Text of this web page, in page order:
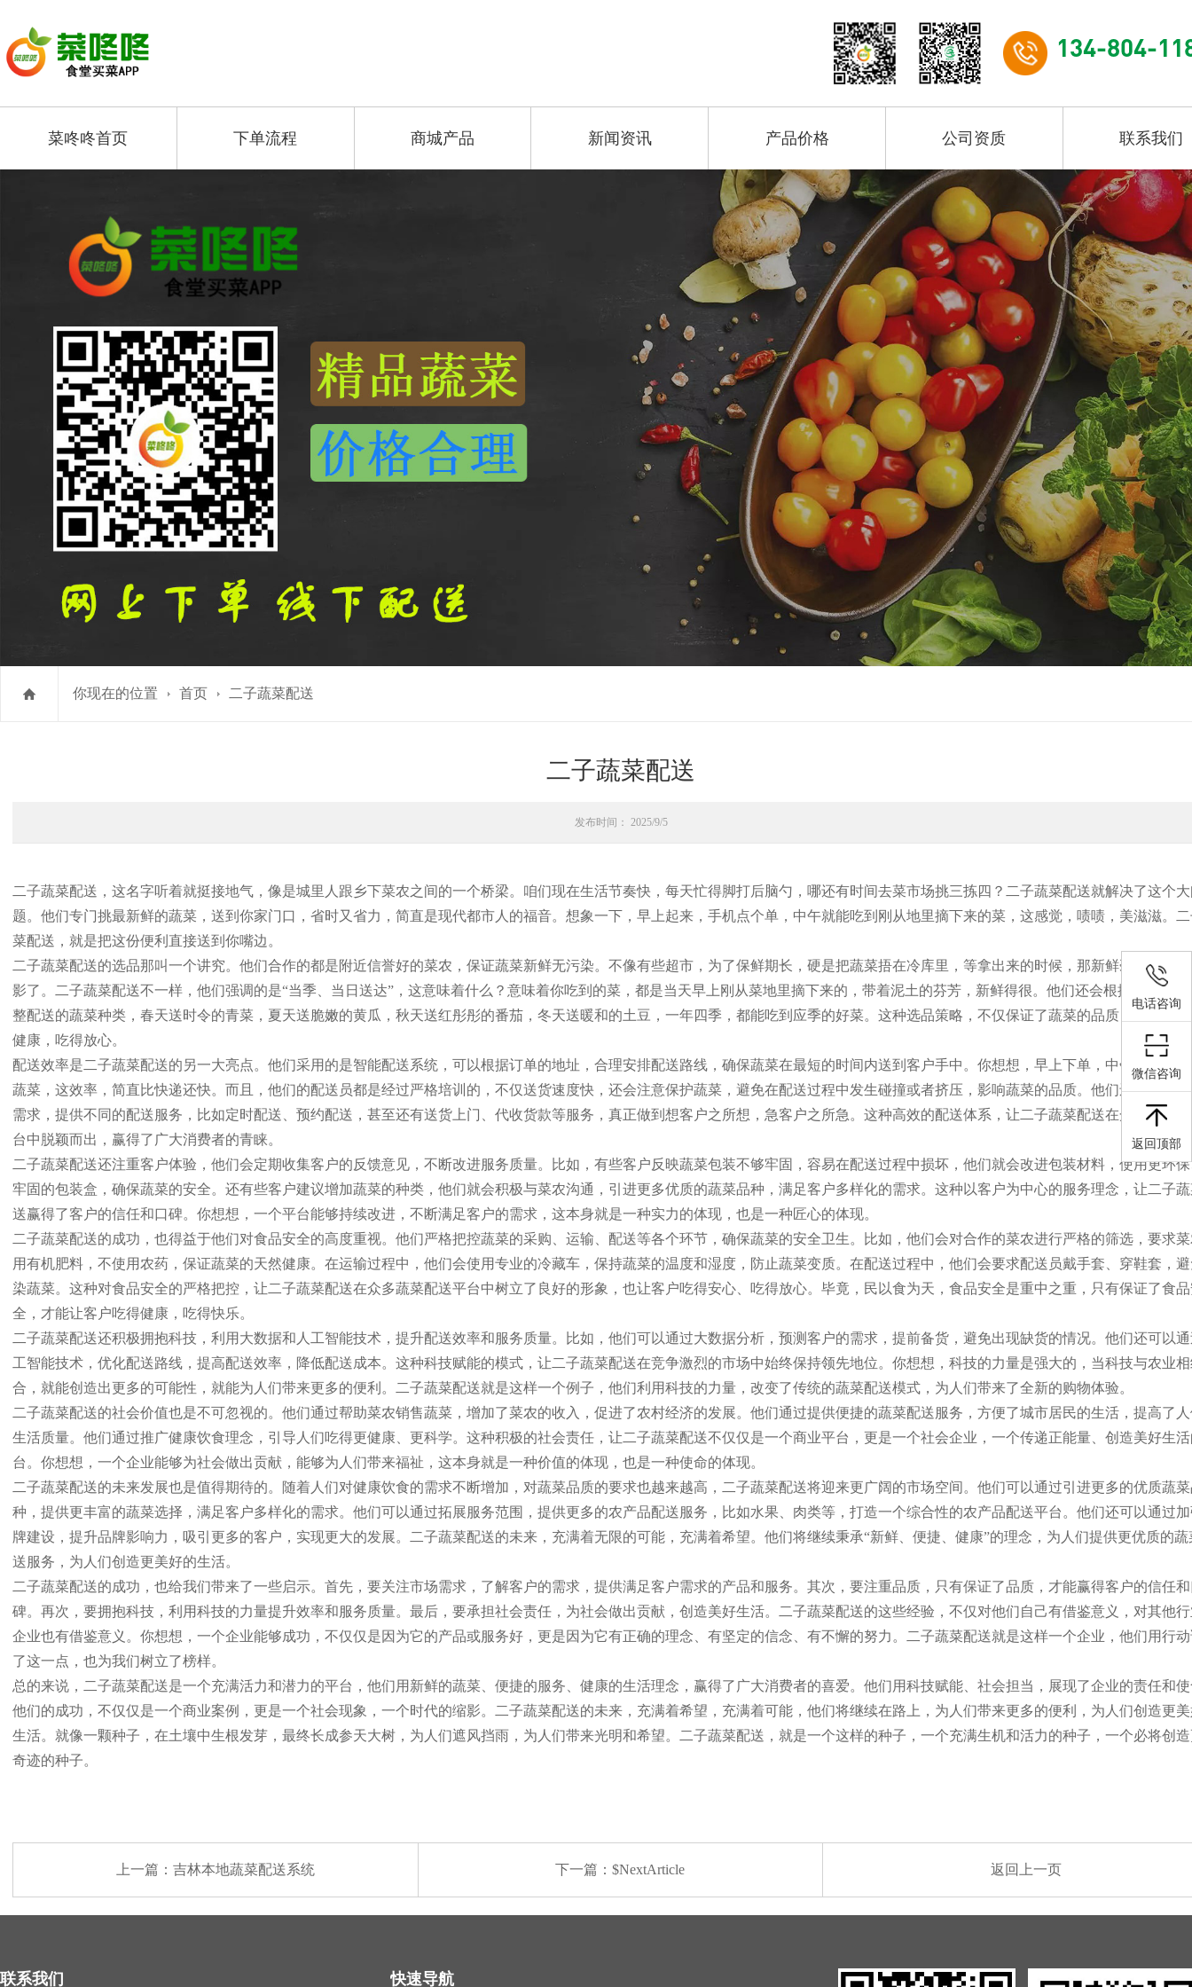
134-804-
菜咚咚首页 下单流程 商城产品 新闻资讯 产品价格 公司资质 联系我们
你现在的位置 首页 二子蔬菜配送
二子蔬菜配送
发布时间： 2025/9/5
二子蔬菜配送，这名字听着就挺接地气，像是城里人跟乡下菜农之间的一个桥梁。咱们现在生活节奏快，每天忙得脚打后脑勺，哪还有时间去菜市场挑三拣四？二子蔬菜配送就解决了这个
题。他们专门挑最新鲜的蔬菜，送到你家门口，省时又省力，简直是现代都市人的福音。想象一下，早上起来，手机点个单，中午就能吃到刚从地里摘下来的菜，这感觉，啧啧，美滋滋。
菜配送，就是把这份便利直接送到你嘴边。
二子蔬菜配送的选品那叫一个讲究。他们合作的都是附近信誉好的菜农，保证蔬菜新鲜无污染。不像有些超市，为了保鲜期长，硬是把蔬菜捂在冷库里，等拿出来的时候，那新鲜劲儿早就
影了。二子蔬菜配送不一样，他们强调的是“当季、当日送达”，这意味着什么？意味着你吃到的菜，都是当天早上刚从菜地里摘下来的，带着泥土的芬芳，新鲜得很。他们还会根据季节变化
整配送的蔬菜种类，春天送时令的青菜，夏天送脆嫩的黄瓜，秋天送红彤彤的番茄，冬天送暖和的土豆，一年四季，都能吃到应季的好菜。这种选品策略，不仅保证了蔬菜的品质，也让顾
健康，吃得放心。
配送效率是二子蔬菜配送的另一大亮点。他们采用的是智能配送系统，可以根据订单的地址，合理安排配送路线，确保蔬菜在最短的时间内送到客户手中。你想想，早上下单，中午就能吃
蔬菜，这效率，简直比快递还快。而且，他们的配送员都是经过严格培训的，不仅送货速度快，还会注意保护蔬菜，避免在配送过程中发生碰撞或者挤压，影响蔬菜的品质。他们还会根据
需求，提供不同的配送服务，比如定时配送、预约配送，甚至还有送货上门、代收货款等服务，真正做到想客户之所想，急客户之所急。这种高效的配送体系，让二子蔬菜配送在众多蔬菜
台中脱颖而出，赢得了广大消费者的青睐。
二子蔬菜配送还注重客户体验，他们会定期收集客户的反馈意见，不断改进服务质量。比如，有些客户反映蔬菜包装不够牢固，容易在配送过程中损坏，他们就会改进包装材料，使用更环
牢固的包装盒，确保蔬菜的安全。还有些客户建议增加蔬菜的种类，他们就会积极与菜农沟通，引进更多优质的蔬菜品种，满足客户多样化的需求。这种以客户为中心的服务理念，让二子
送赢得了客户的信任和口碑。你想想，一个平台能够持续改进，不断满足客户的需求，这本身就是一种实力的体现，也是一种匠心的体现。
二子蔬菜配送的成功，也得益于他们对食品安全的高度重视。他们严格把控蔬菜的采购、运输、配送等各个环节，确保蔬菜的安全卫生。比如，他们会对合作的菜农进行严格的筛选，要求
用有机肥料，不使用农药，保证蔬菜的天然健康。在运输过程中，他们会使用专业的冷藏车，保持蔬菜的温度和湿度，防止蔬菜变质。在配送过程中，他们会要求配送员戴手套、穿鞋套，
染蔬菜。这种对食品安全的严格把控，让二子蔬菜配送在众多蔬菜配送平台中树立了良好的形象，也让客户吃得安心、吃得放心。毕竟，民以食为天，食品安全是重中之重，只有保证了食
全，才能让客户吃得健康，吃得快乐。
二子蔬菜配送还积极拥抱科技，利用大数据和人工智能技术，提升配送效率和服务质量。比如，他们可以通过大数据分析，预测客户的需求，提前备货，避免出现缺货的情况。他们还可以
工智能技术，优化配送路线，提高配送效率，降低配送成本。这种科技赋能的模式，让二子蔬菜配送在竞争激烈的市场中始终保持领先地位。你想想，科技的力量是强大的，当科技与农业
合，就能创造出更多的可能性，就能为人们带来更多的便利。二子蔬菜配送就是这样一个例子，他们利用科技的力量，改变了传统的蔬菜配送模式，为人们带来了全新的购物体验。
二子蔬菜配送的社会价值也是不可忽视的。他们通过帮助菜农销售蔬菜，增加了菜农的收入，促进了农村经济的发展。他们通过提供便捷的蔬菜配送服务，方便了城市居民的生活，提高了
生活质量。他们通过推广健康饮食理念，引导人们吃得更健康、更科学。这种积极的社会责任，让二子蔬菜配送不仅仅是一个商业平台，更是一个社会企业，一个传递正能量、创造美好生
台。你想想，一个企业能够为社会做出贡献，能够为人们带来福祉，这本身就是一种价值的体现，也是一种使命的体现。
二子蔬菜配送的未来发展也是值得期待的。随着人们对健康饮食的需求不断增加，对蔬菜品质的要求也越来越高，二子蔬菜配送将迎来更广阔的市场空间。他们可以通过引进更多的优质蔬
种，提供更丰富的蔬菜选择，满足客户多样化的需求。他们可以通过拓展服务范围，提供更多的农产品配送服务，比如水果、肉类等，打造一个综合性的农产品配送平台。他们还可以通过
牌建设，提升品牌影响力，吸引更多的客户，实现更大的发展。二子蔬菜配送的未来，充满着无限的可能，充满着希望。他们将继续秉承“新鲜、便捷、健康”的理念，为人们提供更优质的蔬
送服务，为人们创造更美好的生活。
二子蔬菜配送的成功，也给我们带来了一些启示。首先，要关注市场需求，了解客户的需求，提供满足客户需求的产品和服务。其次，要注重品质，只有保证了品质，才能赢得客户的信任
碑。再次，要拥抱科技，利用科技的力量提升效率和服务质量。最后，要承担社会责任，为社会做出贡献，创造美好生活。二子蔬菜配送的这些经验，不仅对他们自己有借鉴意义，对其他
企业也有借鉴意义。你想想，一个企业能够成功，不仅仅是因为它的产品或服务好，更是因为它有正确的理念、有坚定的信念、有不懈的努力。二子蔬菜配送就是这样一个企业，他们用行
了这一点，也为我们树立了榜样。
总的来说，二子蔬菜配送是一个充满活力和潜力的平台，他们用新鲜的蔬菜、便捷的服务、健康的生活理念，赢得了广大消费者的喜爱。他们用科技赋能、社会担当，展现了企业的责任和
他们的成功，不仅仅是一个商业案例，更是一个社会现象，一个时代的缩影。二子蔬菜配送的未来，充满着希望，充满着可能，他们将继续在路上，为人们带来更多的便利，为人们创造更
生活。就像一颗种子，在土壤中生根发芽，最终长成参天大树，为人们遮风挡雨，为人们带来光明和希望。二子蔬菜配送，就是一个这样的种子，一个充满生机和活力的种子，一个必将创
奇迹的种子。
上一篇： 吉林本地蔬菜配送系统 下一篇：$NextArticle 返回上一页
联系我们 快速导航
电话咨询
微信咨询
返回顶部